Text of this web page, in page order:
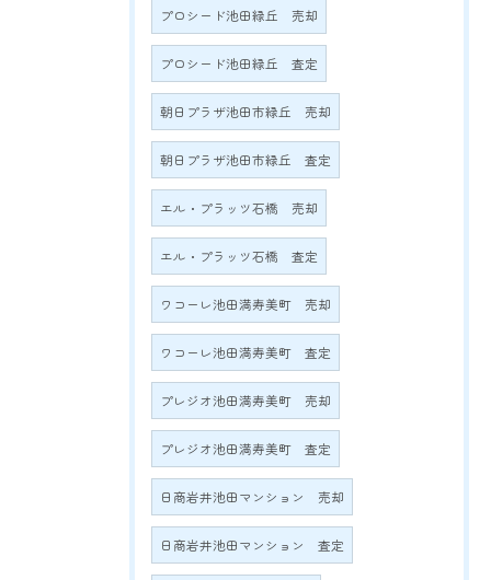
プロシード池田緑丘 売却
プロシード池田緑丘 査定
朝日プラザ池田市緑丘 売却
朝日プラザ池田市緑丘 査定
エル・プラッツ石橋 売却
エル・プラッツ石橋 査定
ワコーレ池田満寿美町 売却
ワコーレ池田満寿美町 査定
プレジオ池田満寿美町 売却
プレジオ池田満寿美町 査定
日商岩井池田マンション 売却
日商岩井池田マンション 査定